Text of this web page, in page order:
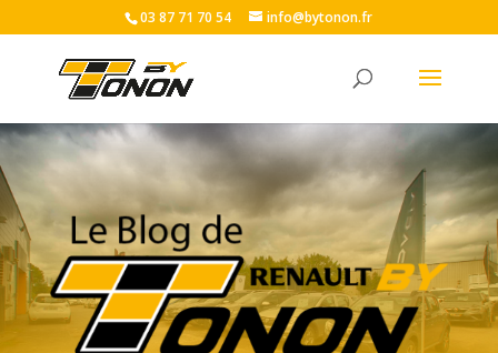
03 87 71 70 54 info@bytonon.fr